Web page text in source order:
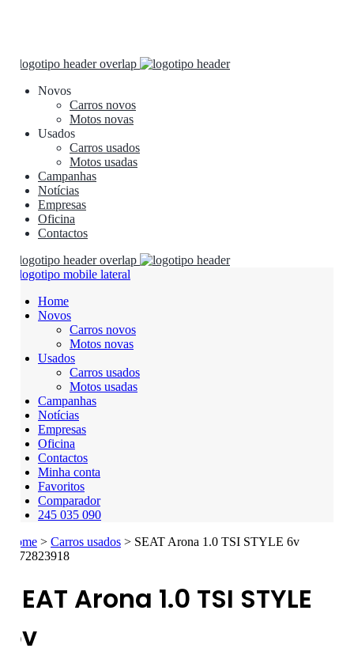
Novos
Carros novos
Motos novas
Usados
Carros usados
Motos usadas
Campanhas
Notícias
Empresas
Oficina
Contactos
Home
Novos
Carros novos
Motos novas
Usados
Carros usados
Motos usadas
Campanhas
Notícias
Empresas
Oficina
Contactos
Minha conta
Favoritos
Comparador
245 035 090
Home > Carros usados > SEAT Arona 1.0 TSI STYLE 6v
2772823918
SEAT Arona 1.0 TSI STYLE
6v